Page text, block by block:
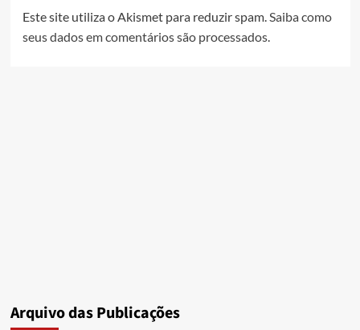
Este site utiliza o Akismet para reduzir spam.Saiba como
seus dados em comentários são processados.
Arquivo das Publicações